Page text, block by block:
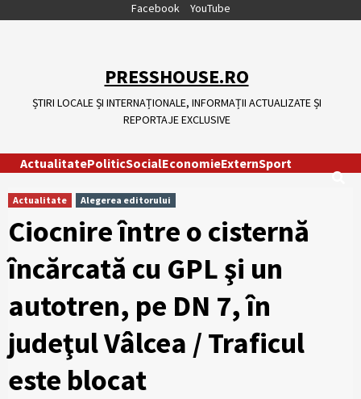
Facebook YouTube
PRESSHOUSE.RO
ȘTIRI LOCALE ȘI INTERNAȚIONALE, INFORMAȚII ACTUALIZATE ȘI
REPORTAJE EXCLUSIVE
ActualitatePoliticSocialEconomieExternSport
Actualitate Alegerea editorului
Ciocnire între o cisternă
încărcată cu GPL şi un
autotren, pe DN 7, în
judeţul Vâlcea / Traficul
este blocat